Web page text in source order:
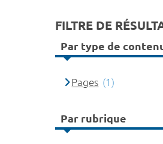
FILTRE DE
Par type de
Pages (1)
Par rubrique